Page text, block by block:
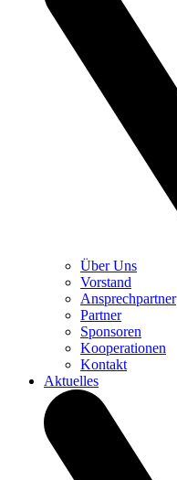
Über Uns
Vorstand
Ansprechpartner
Partner
Sponsoren
Kooperationen
Kontakt
Aktuelles